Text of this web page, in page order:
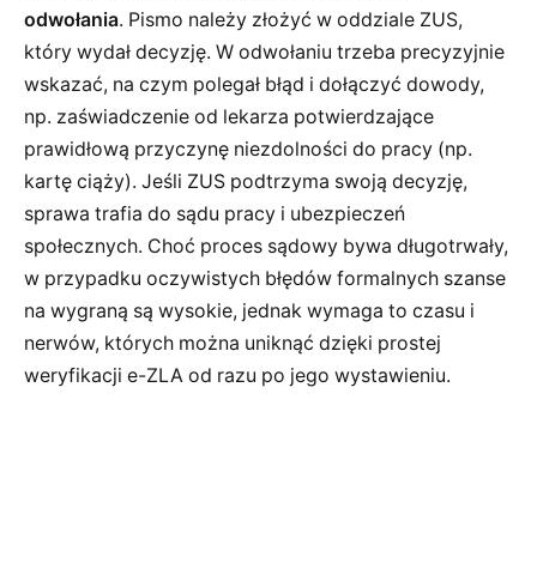
odwołania. Pismo należy złożyć w oddziale ZUS,
który wydał decyzję. W odwołaniu trzeba precyzyjnie
wskazać, na czym polegał błąd i dołączyć dowody,
np. zaświadczenie od lekarza potwierdzające
prawidłową przyczynę niezdolności do pracy (np.
kartę ciąży). Jeśli ZUS podtrzyma swoją decyzję,
sprawa trafia do sądu pracy i ubezpieczeń
społecznych. Choć proces sądowy bywa długotrwały,
w przypadku oczywistych błędów formalnych szanse
na wygraną są wysokie, jednak wymaga to czasu i
nerwów, których można uniknąć dzięki prostej
weryfikacji e-ZLA od razu po jego wystawieniu.